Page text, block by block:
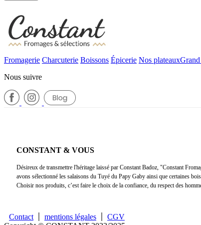
Fromagerie Charcuterie Boissons Épicerie Nos plateaux
Nous suivre
CONSTANT & VOUS
Désireux de transmettre l'héritage laissé par Constant Badoz, "Constant
avons sélectionné les salaisons du Tuyé du Papy Gaby ainsi que certaines
Choisir nos produits, c’est faire le choix de la confiance, du respect des
Contact mentions légales
CGV